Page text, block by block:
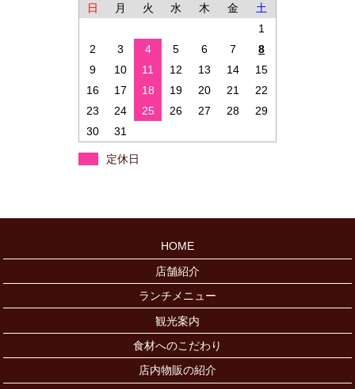
日
月 火 水 木 金
土
1
2
3 4 5 6 7
8
9
10 11 12 13 14
15
16
17 18 19 20 21
22
23
24 25 26 27 28
29
30
31
定休日
HOME
店舗紹介
ランチメニュー
観光案内
食材へのこだわり
店内物販の紹介